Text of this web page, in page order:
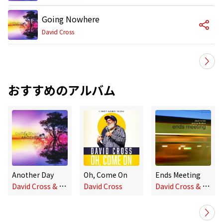
Going Nowhere
David Cross
おすすめのアルバム
Another Day
D
avid Cross & David Jackson
Oh, Come On
David Cross
Ends Meeting
D
avid Cross & Andrew Booker